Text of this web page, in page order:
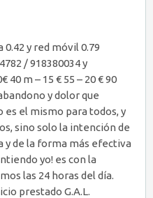
0.42 y red móvil 0.79
/ 918380034 y
40 m – 15 € 55 – 20 € 90
y dolor que
es el mismo para todos, y
sino solo la intención de
y de la forma más efectiva
yo! es con la
las 24 horas del día.
prestado G.A.L.